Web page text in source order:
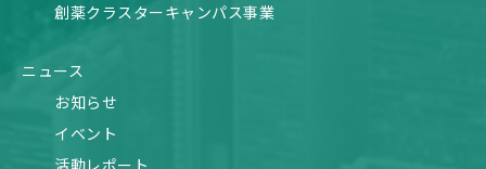
創薬クラスターキャンパス事業
ニュース
お知らせ
イベント